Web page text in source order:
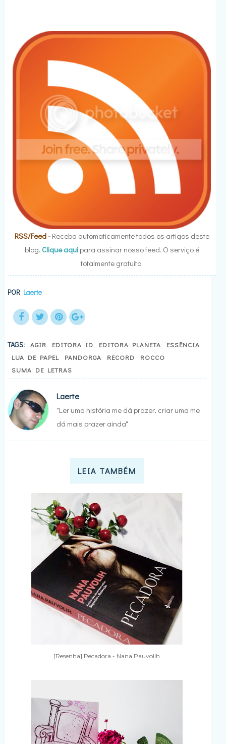
RSS/Feed- Receba automaticamente todos os artigos deste
blog. Clique aquipara assinar nosso feed. O serviço é
totalmente gratuito.
POR Laerte
TAGS: AGIR EDITORA ID EDITORA PLANETA
ESSÊNCIA
LUA DE PAPEL
PANDORGA RECORD
ROCCO
SUMA DE LETRAS
Laerte
"Ler uma história me dá prazer, criar uma me
dá mais prazer ainda"
LEIA TAMBÉM
[Resenha] Pecadora - Nana Pauvolih